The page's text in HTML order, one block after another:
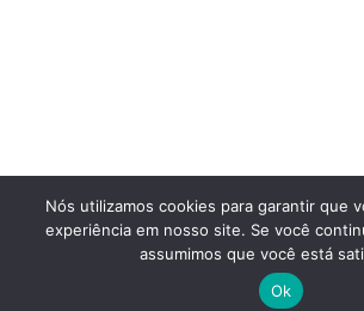
Nós utilizamos cookies para garantir que
experiência em nosso site. Se você
assumimos que você está
Ok